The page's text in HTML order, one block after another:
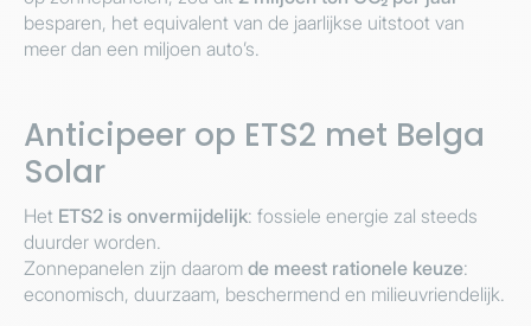
besparen, het equivalent van de jaarlijkse uitstoot van
meer dan een miljoen auto’s.
Anticipeer op ETS2 met Belga
Solar
Het ETS2 is onvermijdelijk: fossiele energie zal steeds
duurder worden.
Zonnepanelen zijn daarom de meest rationele keuze:
economisch, duurzaam, beschermend en milieuvriendelijk.